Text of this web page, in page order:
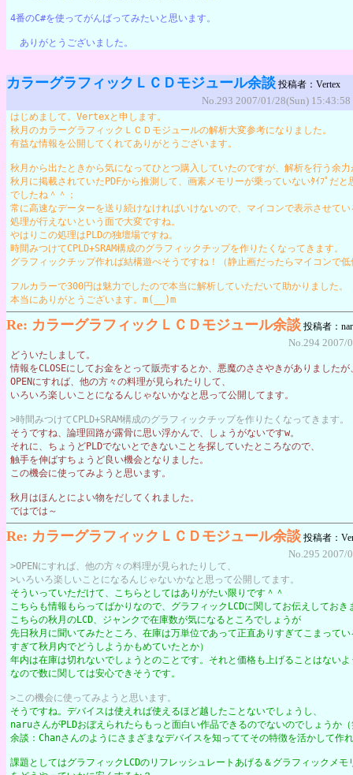
4番のC#を使ってがんばってみたいと思います。
ありがとうございました。
カラーグラフィックＬＣＤモジュール余談 投稿者：Vertex
No.293 2007/01/28(Sun) 15:43:58
はじめまして。Vertexと申します。
秋月のカラーグラフィックＬＣＤモジュールの解析大変参考になりました。
有益な情報を公開してくれてありがとうございます。
秋月から出たときから気になってひとつ購入していたのですが、解析を行う余
秋月に掲載されていたPDFから推測して、画素メモリーが乗っていないﾀｲﾌﾟだ
でしたね＾＾；
常に高速なデーターを送り続けなければいけないので、マイコンで表示させて
処理が行えないという面で大変ですね。
やはりこの処理はPLDの独壇場ですね。
時間みつけてCPLD+SRAM構成のグラフィックチップを作りたくなってきます。
グラフィックチップ作れば結構遊べそうですね！（静止画だったらマイコンで
フルカラーで300円は魅力でしたので本当に解析していただいて助かりました。
本当にありがとうございます。m(__)m
Re: カラーグラフィックＬＣＤモジュール余談 投稿者：
No.294 2007/
どういたしまして。
情報をCLOSEにしてお金をとって販売するとか、悪魔のささやきがありましたが
OPENにすれば、他の方々の料理が見られたりして、
いろいろ楽しいことになるんじゃないかなと思って公開してます。
>時間みつけてCPLD+SRAM構成のグラフィックチップを作りたくなってきます。
そうですね、論理回路が露骨に思い浮かんで、しょうがないですw。
それに、ちょうどPLDでないとできないことを探していたところなので、
触手を伸ばすちょうど良い機会となりました。
この機会に使ってみようと思います。
秋月はほんとによい物をだしてくれました。
ではでは～
Re: カラーグラフィックＬＣＤモジュール余談 投稿者：
No.295 2007/
>OPENにすれば、他の方々の料理が見られたりして、
>いろいろ楽しいことになるんじゃないかなと思って公開してます。
そういっていただけて、こちらとしてはありがたい限りです＾＾
こちらも情報もらってばかりなので、グラフィックLCDに関してお伝えしておき
こちらの秋月のLCD、ジャンクで在庫数が気になるところでしょうが
先日秋月に聞いてみたところ、在庫は万単位であって正直ありすぎてこまって
すぎて秋月内でどうしようかもめていたとか）
年内は在庫は切れないでしょうとのことです。それと価格も上げることはない
なので数に関しては安心できそうです。
>この機会に使ってみようと思います。
そうですね。デバイスは使えれば使えるほど越したことないでしょうし、
naruさんがPLDおぼえられたらもっと面白い作品できるのでないのでしょうか
余談：Chanさんのようにさまざまなデバイスを知っててその特徴を活かして作
課題としてはグラフィックLCDのリフレッシュレートあげる＆グラフィックメモ